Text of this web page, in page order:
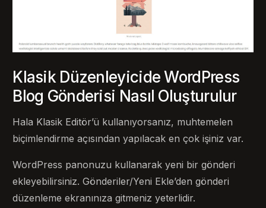
Klasik Düzenleyicide WordPress
Blog Gönderisi Nasıl Oluşturulur
Hala Klasik Editör’ü kullanıyorsanız, muhtemelen
biçimlendirme açısından yapılacak en çok işiniz var.
WordPress panonuzu kullanarak yeni bir gönderi
ekleyebilirsiniz. Gönderiler/Yeni Ekle’den gönderi
düzenleme ekranınıza gitmeniz yeterlidir.